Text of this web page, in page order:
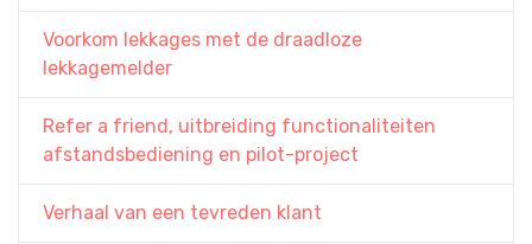
Voorkom lekkages met de draadloze
lekkagemelder
Refer a friend, uitbreiding functionaliteiten
afstandsbediening en pilot-project
Verhaal van een tevreden klant